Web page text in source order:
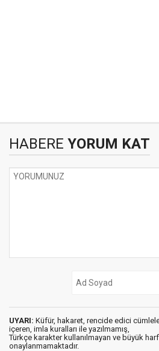
HABERE YORUM KAT
UYARI: Küfür, hakaret, rencide edici
içeren, imla kuralları ile yazılmamış,
Türkçe karakter kullanılmayan ve büyük
onaylanmamaktadır.